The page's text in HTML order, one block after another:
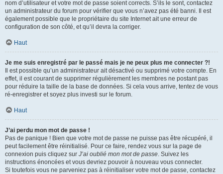
nom d’utilisateur et votre mot de passe soient corrects. S’ils le sont, contactez
un administrateur du forum pour vérifier que vous n’avez pas été banni. Il est
également possible que le propriétaire du site Internet ait une erreur de
configuration de son côté, et qu’il devra la corriger.
Haut
Je me suis enregistré par le passé mais je ne peux plus me connecter ?!
Il est possible qu’un administrateur ait désactivé ou supprimé votre compte. En
effet, il est courant de supprimer régulièrement les membres ne postant pas
pour réduire la taille de la base de données. Si cela vous arrive, tentez de vous
ré-enregistrer et soyez plus investi sur le forum.
Haut
J’ai perdu mon mot de passe !
Pas de panique ! Bien que votre mot de passe ne puisse pas être récupéré, il
peut facilement être réinitialisé. Pour ce faire, rendez vous sur la page de
connexion puis cliquez sur J’ai oublié mon mot de passe. Suivez les
instructions énoncées et vous devriez pouvoir à nouveau vous connecter.
Si toutefois vous ne parveniez pas à réinitialiser votre mot de passe, contactez